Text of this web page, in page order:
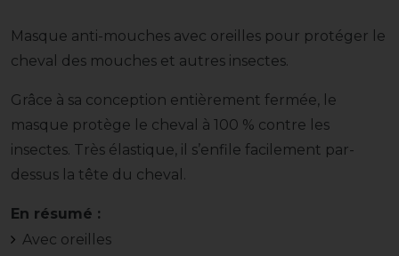
Masque anti-mouches avec oreilles pour protéger le
cheval des mouches et autres insectes.
Grâce à sa conception entièrement fermée, le
masque protège le cheval à 100 % contre les
insectes. Très élastique, il s’enfile facilement par-
dessus la tête du cheval.
En résumé :
Avec oreilles